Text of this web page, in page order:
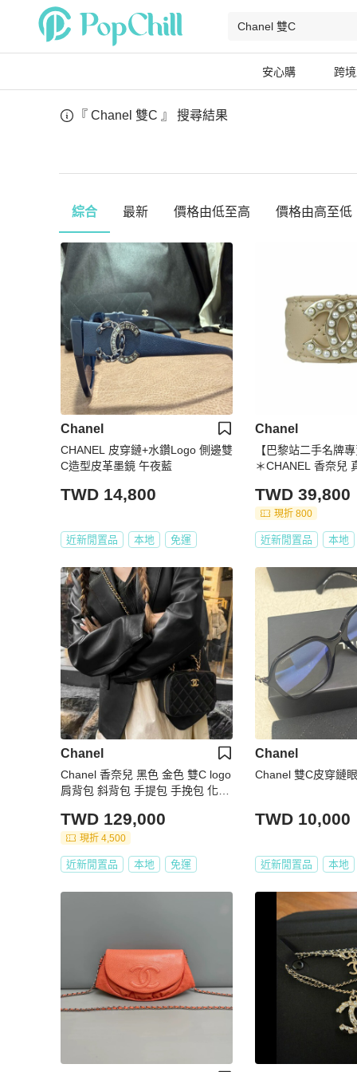
安心購 跨
『 Chanel 雙C 』 搜尋結果
綜合 最新 價格由低至高 價格由高至低
Chanel
CHANEL 皮穿鏈+水鑽Logo 側邊雙
C造型皮革墨鏡 午夜藍
TWD 14,800
近新閒置品 本地 免運
Chanel
【巴黎站二手名牌
＊CHANEL 香奈兒
TWD 39,800
現折 800
近新閒置品 本地
Chanel
Chanel 香奈兒 黑色 金色 雙C logo
肩背包 斜背包 手提包 手挽包 化妝
TWD 129,000
現折 4,500
近新閒置品 本地 免運
Chanel
Chanel 雙C皮穿鏈
TWD 10,000
近新閒置品 本地